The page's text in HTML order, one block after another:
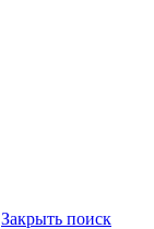
Закрыть поиск